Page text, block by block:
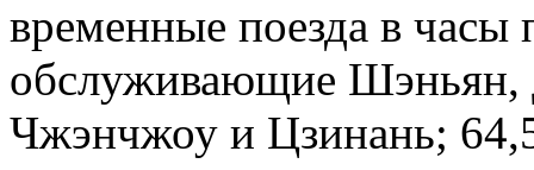
временные поезда в часы
обслуживающие Шэньян,
Чжэнчжоу и Цзинань;